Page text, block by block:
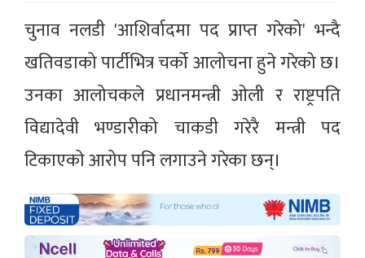
चुनाव नलडी 'आशिर्वादमा पद प्राप्त गरेको' भन्दै
खतिवडाको पार्टीभित्र चर्को आलोचना हुने गरेको छ।
उनका आलोचकले प्रधानमन्त्री ओली र राष्ट्रपति
विद्यादेवी भण्डारीको चाकडी गरेरै मन्त्री पद
टिकाएको आरोप पनि लगाउने गरेका छन्।